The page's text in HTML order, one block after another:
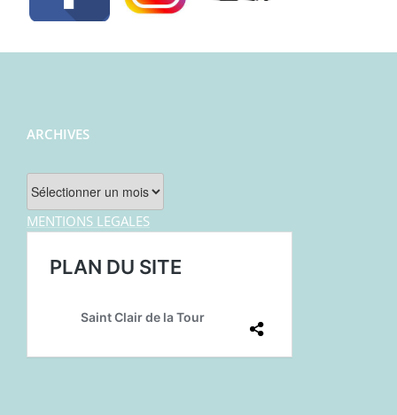
ARCHIVES
Archives
MENTIONS LEGALES